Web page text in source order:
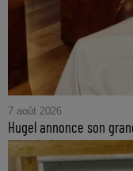
7 août 2026
Hugel annonce son